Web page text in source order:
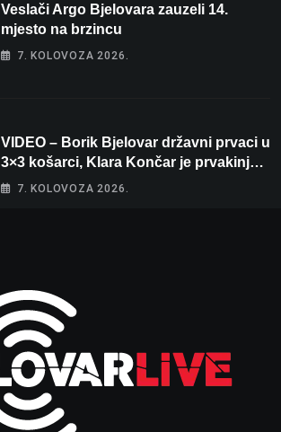
Veslači Argo Bjelovara zauzeli 14.
mjesto na brzincu
7. KOLOVOZA 2026.
VIDEO – Borik Bjelovar državni prvaci u
3×3 košarci, Klara Končar je prvakinja
Hrvatske u stolnom tenisu!
7. KOLOVOZA 2026.